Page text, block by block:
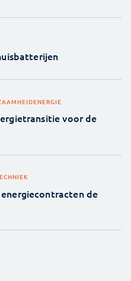
ENERGIE
voor de
de